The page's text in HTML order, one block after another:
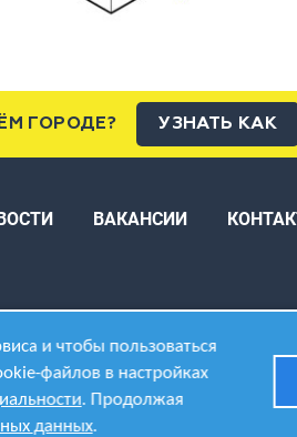
ГОРОДЕ? УЗНАТЬ КАК
ВАКАНСИИ
и чтобы пользоваться
файлов в настройках
. Продолжая
данных.